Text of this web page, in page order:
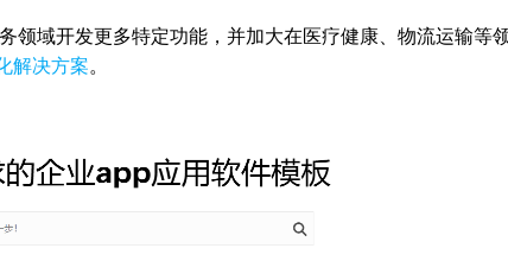
领域开发更多特定功能，并加大在医疗健康、物流运输等
解决方案。